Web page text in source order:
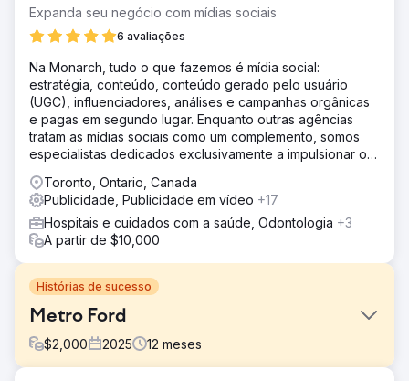
Expanda seu negócio com mídias sociais
6 avaliações
Na Monarch, tudo o que fazemos é mídia social:
estratégia, conteúdo, conteúdo gerado pelo usuário
(UGC), influenciadores, análises e campanhas orgânicas
e pagas em segundo lugar. Enquanto outras agências
tratam as mídias sociais como um complemento, somos
especialistas dedicados exclusivamente a impulsionar o
Toronto, Ontario, Canada
Publicidade, Publicidade em vídeo +17
Hospitais e cuidados com a saúde, Odontologia +3
A partir de $10,000
Histórias de sucesso
Metro Ford
$2,000 2025 12 meses